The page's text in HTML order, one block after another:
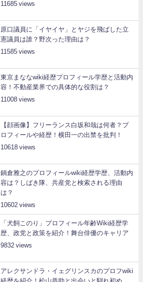
11685
原口議員に「イヤイヤ」とヤジを飛ばした立
憲議員は誰？野次った理由は？
11585
東京まななwiki経歴プロフィール学歴と活動内
容！不動産業界での具体的な役割は？
11008
【顔画像】フリーランス白坂和哉は何者？プ
ロフィールや経歴！横田一の出禁を批判！
10618
鍋倉雅之のプロフィールwiki経歴学歴、活動内
容は？しばき隊、共産党と検索される理由
は？
10602
「犬飼このり」プロフィール年齢Wiki経歴学
歴、政党と政策を紹介！舞台俳優のキャリア
9832
アレクサンドラ・イェグリンスカのプロフwiki